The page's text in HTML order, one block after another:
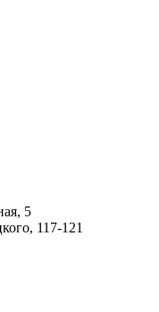
5
117-121